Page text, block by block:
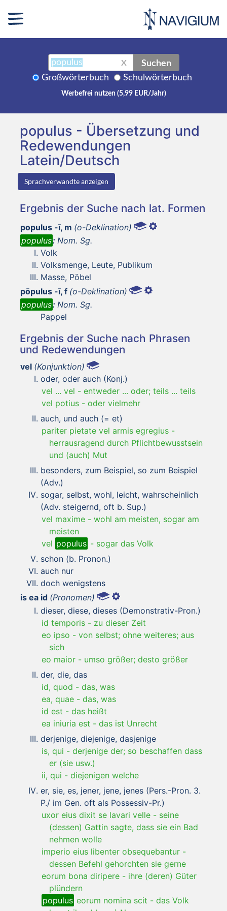
X Suchen
Großwörterbuch Schulwörterbuch
Werbefrei nutzen (5,99 EUR/Jahr)
populus - Übersetzung und
Redewendungen
Latein/Deutsch
Sprachverwandte anzeigen
Ergebnis der Suche nach lat. Formen
populus -ī, m (o-Deklination)
populus: Nom. Sg.
Volk
Volksmenge, Leute, Publikum
Masse, Pöbel
pōpulus -ī, f (o-Deklination)
populus: Nom. Sg.
Pappel
Ergebnis der Suche nach Phrasen
und Redewendungen
vel (Konjunktion)
oder, oder auch (Konj.)
vel ... vel - entweder ... oder; teils ... teils
vel potius - oder vielmehr
auch, und auch (= et)
pariter pietate vel armis egregius -
herrausragend durch Pflichtbewusstsein
und (auch) Mut
besonders, zum Beispiel, so zum Beispiel
(Adv.)
sogar, selbst, wohl, leicht, wahrscheinlich
(Adv. steigernd, oft b. Sup.)
vel maxime - wohl am meisten, sogar am
meisten
vel populus - sogar das Volk
schon (b. Pronon.)
auch nur
doch wenigstens
is ea id (Pronomen)
dieser, diese, dieses (Demonstrativ-Pron.)
id temporis - zu dieser Zeit
eo ipso - von selbst; ohne weiteres; aus
sich
eo maior - umso größer; desto größer
der, die, das
id, quod - das, was
ea, quae - das, was
id est - das heißt
ea iniuria est - das ist Unrecht
derjenige, diejenige, dasjenige
is, qui - derjenige der; so beschaffen dass
er (sie usw.)
ii, qui - diejenigen welche
er, sie, es, jener, jene, jenes (Pers.-Pron. 3.
P./ im Gen. oft als Possessiv-Pr.)
uxor eius dixit se lavari velle - seine
(dessen) Gattin sagte, dass sie ein Bad
nehmen wolle
imperio eius libenter obsequebantur -
dessen Befehl gehorchten sie gerne
eorum bona diripere - ihre (deren) Güter
plündern
populus eorum nomina scit - das Volk